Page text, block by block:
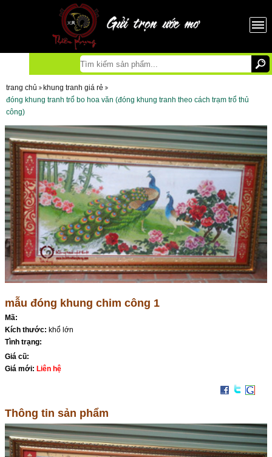
trang chủ
khung tranh giá rẻ
đóng khung tranh trổ bo hoa văn (đóng khung tranh theo cách trạm trổ thủ
công)
mẫu đóng khung chim công 1
Mã:
Kích thước: khổ lớn
Tình trạng:
Giá cũ:
Giá mới: Liên hệ
Thông tin sản phẩm